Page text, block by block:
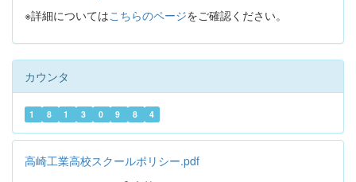
※詳細についてはこちらのページをご確認ください。
カウンタ
1 8 1 3 0 9 8 4
高崎工業高校スクールポリシー.pdf